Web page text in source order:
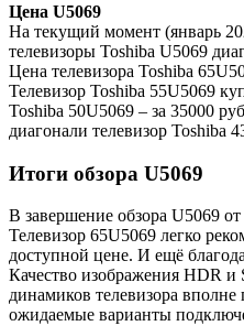
Цена U5069
На текущий момент (январь
телевизоры Toshiba U5069
Цена телевизора Toshiba
Телевизор Toshiba 55U5069
Toshiba 50U5069 – за 35000
диагонали телевизор Toshiba
Итоги обзора U5069
В завершение обзора U5069
Телевизор 65U5069 легко
доступной цене. И ещё
Качество изображения HDR и
динамиков телевизора
ожидаемые варианты